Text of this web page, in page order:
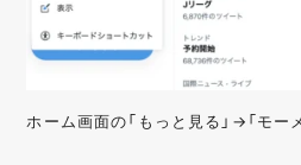
ホーム画面の「もっと見る」→「モー